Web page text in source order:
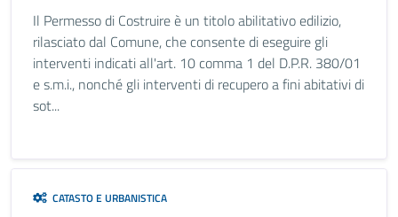
Il Permesso di Costruire è un titolo abilitativo edilizio,
rilasciato dal Comune, che consente di eseguire gli
interventi indicati all'art. 10 comma 1 del D.P.R. 380/01
e s.m.i., nonché gli interventi di recupero a fini abitativi di
sot...
CATASTO E URBANISTICA